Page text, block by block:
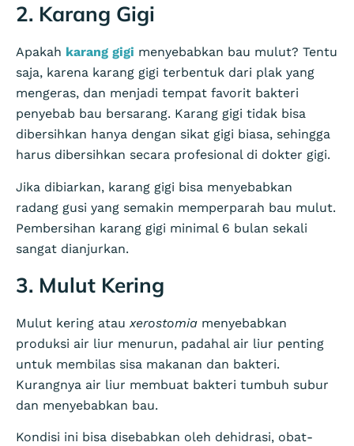
2. Karang Gigi
Apakah karang gigi menyebabkan bau mulut? Tentu
saja, karena karang gigi terbentuk dari plak yang
mengeras, dan menjadi tempat favorit bakteri
penyebab bau bersarang. Karang gigi tidak bisa
dibersihkan hanya dengan sikat gigi biasa, sehingga
harus dibersihkan secara profesional di dokter gigi.
Jika dibiarkan, karang gigi bisa menyebabkan
radang gusi yang semakin memperparah bau mulut.
Pembersihan karang gigi minimal 6 bulan sekali
sangat dianjurkan.
3. Mulut Kering
Mulut kering atauxerostomia menyebabkan
produksi air liur menurun, padahal air liur penting
untuk membilas sisa makanan dan bakteri.
Kurangnya air liur membuat bakteri tumbuh subur
dan menyebabkan bau.
Kondisi ini bisa disebabkan oleh dehidrasi, obat-